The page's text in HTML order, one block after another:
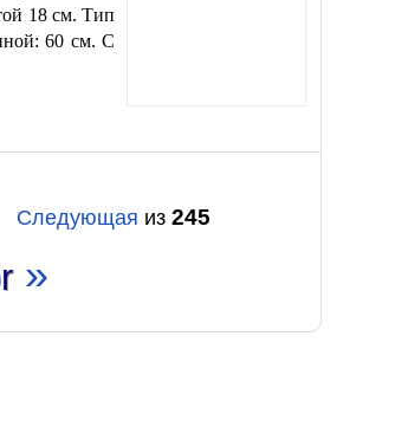
18 см. Тип
60 см. С
Следующая из 245
»